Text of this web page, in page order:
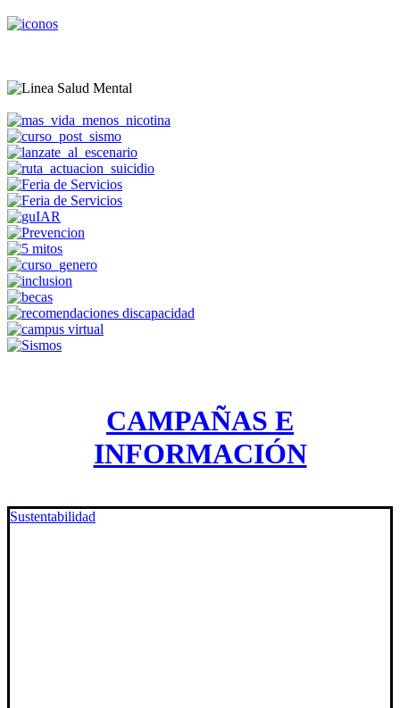
CAMPAÑAS E
INFORMACIÓN
Sustentabilidad